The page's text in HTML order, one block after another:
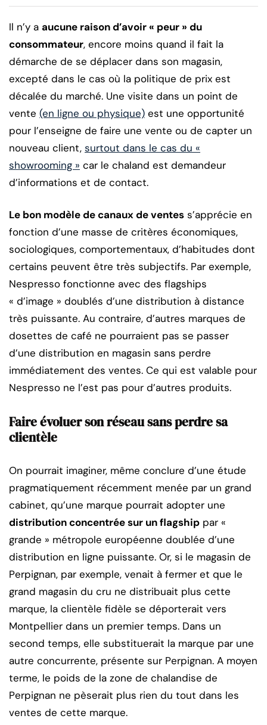
Il n’y a aucune raison d’avoir « peur » du
consommateur, encore moins quand il fait la
démarche de se déplacer dans son magasin,
excepté dans le cas où la politique de prix est
décalée du marché. Une visite dans un point de
vente (en ligne ou physique) est une opportunité
pour l’enseigne de faire une vente ou de capter un
nouveau client, surtout dans le cas du «
showrooming » car le chaland est demandeur
d’informations et de contact.
Le bon modèle de canaux de ventes s’apprécie en
fonction d’une masse de critères économiques,
sociologiques, comportementaux, d’habitudes dont
certains peuvent être très subjectifs. Par exemple,
Nespresso fonctionne avec des flagships
« d’image » doublés d’une distribution à distance
très puissante. Au contraire, d’autres marques de
dosettes de café ne pourraient pas se passer
d’une distribution en magasin sans perdre
immédiatement des ventes. Ce qui est valable pour
Nespresso ne l’est pas pour d’autres produits.
Faire évoluer son réseau sans perdre sa
clientèle
On pourrait imaginer, même conclure d’une étude
pragmatiquement récemment menée par un grand
cabinet, qu’une marque pourrait adopter une
distribution concentrée sur un flagship par «
grande » métropole européenne doublée d’une
distribution en ligne puissante. Or, si le magasin de
Perpignan, par exemple, venait à fermer et que le
grand magasin du cru ne distribuait plus cette
marque, la clientèle fidèle se déporterait vers
Montpellier dans un premier temps. Dans un
second temps, elle substituerait la marque par une
autre concurrente, présente sur Perpignan. A moyen
terme, le poids de la zone de chalandise de
Perpignan ne pèserait plus rien du tout dans les
ventes de cette marque.